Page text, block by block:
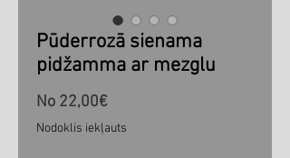
Pūderrozā sienama
pidžamma ar mezglu
No 22,00€Izpārdošanas
cena
Nodoklis iekļauts